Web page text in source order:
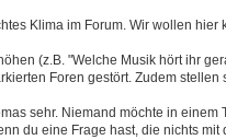
Klima im Forum. Wir wollen hier
(z.B. "Welche Musik hört ihr
Foren gestört. Zudem stellen
sehr. Niemand möchte in einem
du eine Frage hast, die nichts mit